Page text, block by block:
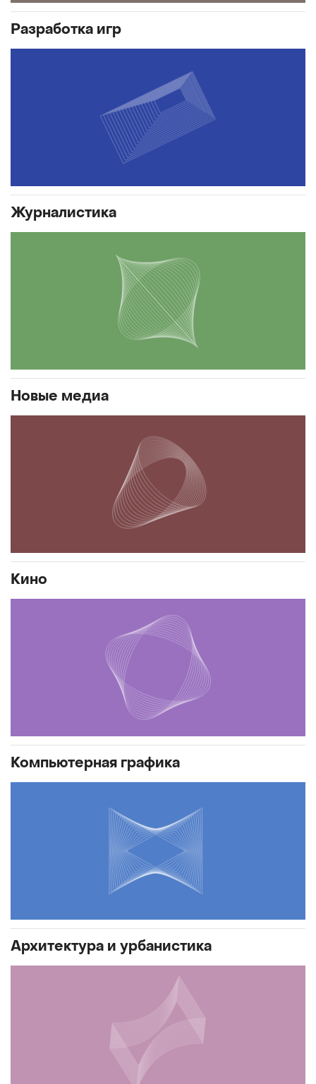
Разработка игр
Журналистика
Новые медиа
Кино
Компьютерная графика
Архитектура и урбанистика